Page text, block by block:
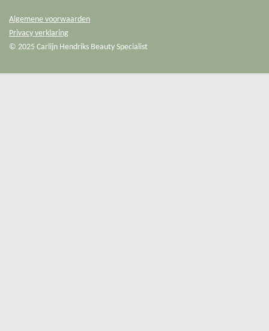
Algemene voorwaarden
Privacy verklaring
© 2025 Carlijn Hendriks Beauty Specialist